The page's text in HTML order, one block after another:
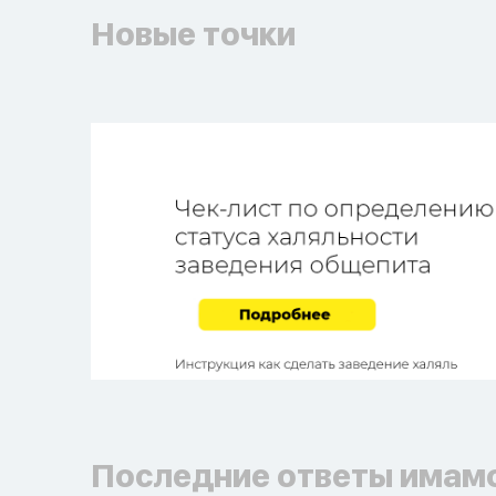
Новые точки
Последние ответы